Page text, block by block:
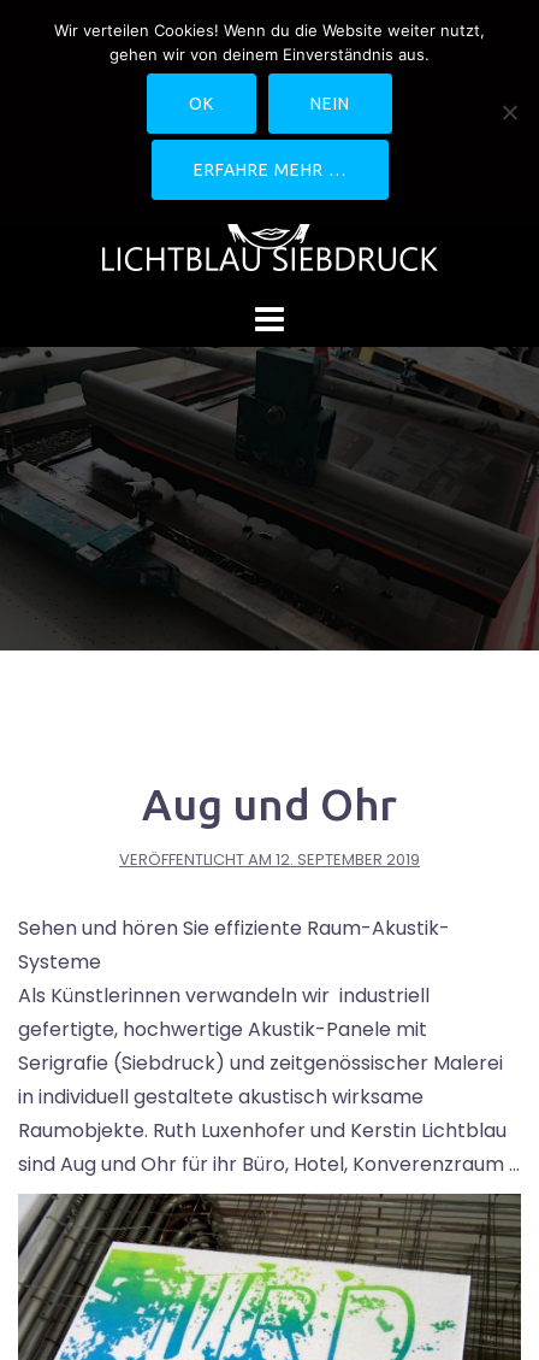
0170-4800361
drucken@lichtblau-
siebdruck.de
Schwedlerstraße 1 - 5 60314
Aug und Ohr
VERÖFFENTLICHT AM 12. SEPTEMBER 2019
Sehen und hören Sie effiziente Raum-Akustik-
Systeme
Als Künstlerinnen verwandeln wir industriell
gefertigte, hochwertige Akustik-Panele mit
Serigrafie (Siebdruck) und zeitgenössischer Malerei
in individuell gestaltete akustisch wirksame
Raumobjekte. Ruth Luxenhofer und Kerstin Lichtblau
sind Aug und Ohr für ihr Büro, Hotel, Konverenzraum …
Wir verteilen Cookies! Wenn du die Website weiter nutzt,
gehen wir von deinem Einverständnis aus.
OK NEIN
ERFAHRE MEHR …